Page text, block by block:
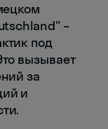
–
под
вызывает
за
и